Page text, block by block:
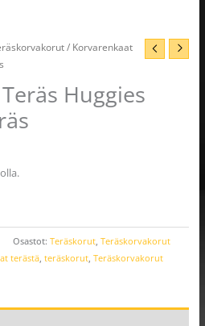
/ Korvarenkaat
Huggies
Osastot: Teräskorut, Teräskorvakorut
terästä, teräskorut, Teräskorvakorut